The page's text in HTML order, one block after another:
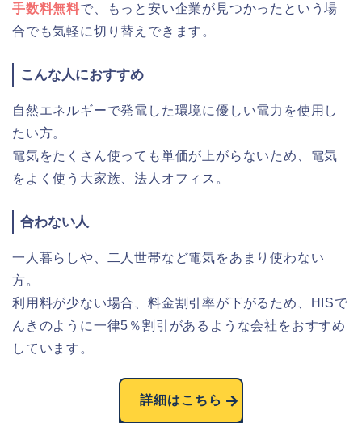
手数料無料で、もっと安い企業が見つかったという場
合でも気軽に切り替えできます。
こんな人におすすめ
自然エネルギーで発電した環境に優しい電力を使用し
たい方。
電気をたくさん使っても単価が上がらないため、電気
をよく使う大家族、法人オフィス。
合わない人
一人暮らしや、二人世帯など電気をあまり使わない
方。
利用料が少ない場合、料金割引率が下がるため、HISで
んきのように一律5％割引があるような会社をおすすめ
しています。
詳細はこちら